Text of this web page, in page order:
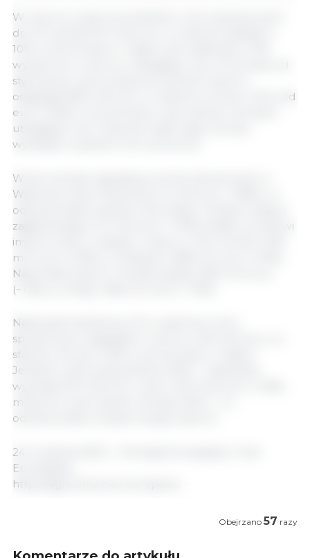
W czerwcu import produktów rolno-spożywczych
do UE wyniósł 15,3 mld euro, co stanowi spadek o
10% w porównaniu z majem, ale nadal jest o 15%
wyższy niż w czerwcu ubiegłego roku. W okresie od
stycznia do czerwca łączna wartość importu
osiągnęła 96,8 mld euro, co stanowi wzrost o 13,5 mld
euro (+16%) w porównaniu z tym samym okresem
ubiegłego roku. Znaczna część tego wzrostu
wynikała z wysokich cen surowców.
W tym okresie największy wzrost odnotowano w
Wybrzeżu Kości Słoniowej (+2 mld euro, +66%), co
odzwierciedla wysokie ceny kakao. Kolejne miejsce
zajęła Kanada (+1,2 mld euro, +101%) dzięki wzrostowi
importu zbóż i rzepaku. Import z Chin wzrósł o 946
mln euro (+22%), a z Brazylii o 838 mln euro (+10%).
Natomiast import z Ukrainy spadł o 891 mln euro
(−13%), a z Rosji o 566 mln euro (−73%).
Nadwyżka handlowa UE w sektorze rolno-
spożywczym osiągnęła w czerwcu 3,8 mld euro, co
stanowi wzrost o 32% w porównaniu z majem.
Jednak w pierwszej połowie 2025 r. nadwyżka
wyniosła 21,9 mld euro, czyli o 10,9 mld euro (−33%)
mniej niż w tym samym okresie 2024 r., co
odzwierciedla rosnące koszty importu.
24 września 2025 r. / Komisja Europejska / Unia
Europejska.
https://agriculture.ec.europa.eu
Obejrzano 57 razy